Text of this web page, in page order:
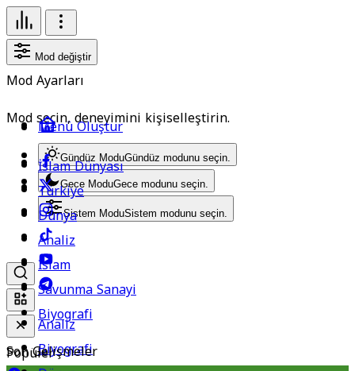
Mod değiştir
Mod Ayarları
Mod seçin, deneyimini kişiselleştirin.
Gündüz ModuGündüz modunu seçin.
Gece ModuGece modunu seçin.
Sistem ModuSistem modunu seçin.
Popüler
Menü Oluştur
Analiz
Biyografi
İslam Dünyası
Türkiye
Dünya
Analiz
İslam
Savunma Sanayi
Biyografi
Son Gelişmeler